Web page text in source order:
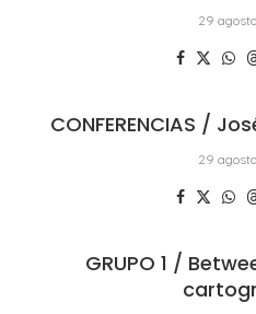
29
CONFERENCIAS /
29
GRUPO 1 /